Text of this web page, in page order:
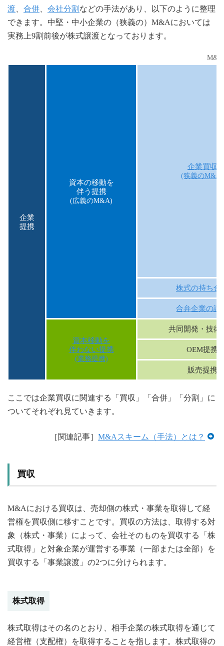
渡 合併 会社分割 などの手法があり、以下のように整理
できます。中堅・中小企業の（狭義の）M&Aにおいては
実務上9割前後が株式譲渡となっております。
M&A
企業
提携
資本の移動を
伴う提携
(広義のM&A)
企業買収
(狭義のM&A)
株式の持ち合
合弁企業の設
資本移動を
伴わない提携
(業務提携)
共同開発・技術
OEM提携
販売提携
ここでは企業買収に関連する「買収」「合併」「分割」に
ついてそれぞれ見ていきます。
［関連記事］ M&Aスキーム（手法）とは？
買収
M&Aにおける買収は、売却側の株式・事業を取得して経
営権を買収側に移すことです。買収の方法は、取得する対
象（株式・事業）によって、会社そのものを買収する「株
式取得」と対象企業が運営する事業（一部または全部）を
買収する「事業譲渡」の2つに分けられます。
株式取得
株式取得はその名のとおり、相手企業の株式取得を通じて
経営権（支配権）を取得することを指します。株式取得の